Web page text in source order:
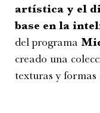
artística y el
base en la
del programa
creado una
texturas y formas